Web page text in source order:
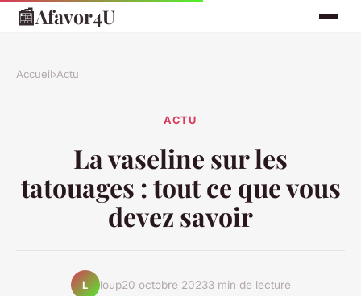
📰Afavor4U
Accueil›Actu
ACTU
La vaseline sur les
tatouages : tout ce que vous
devez savoir
L loup20 octobre 20233 min de lecture